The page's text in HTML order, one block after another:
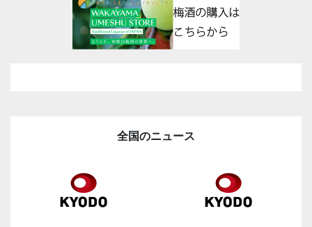
全国のニュース